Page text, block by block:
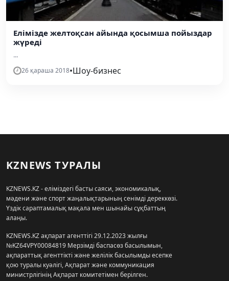
Елімізде желтоқсан айында қосымша пойыздар
жүреді
...
26 қараша 2018•Шоу-бизнес
KZNEWS ТУРАЛЫ
KZNEWS.KZ - еліміздегі басты саяси, экономикалық,
мәдени және спорт жаңалықтарының сенімді дереккөзі.
Үздік сараптамалық мақала мен шынайы сұқбаттың
алаңы.
KZNEWS.KZ ақпарат агенттігі 29.12.2023 жылғы
№KZ64VPY00084819 Мерзімді баспасөз басылымын,
ақпараттық агенттікті және желілік басылымды есепке
қою туралы куәлігі, Ақпарат және коммуникация
министрлігінің Ақпарат комитетімен берілген.